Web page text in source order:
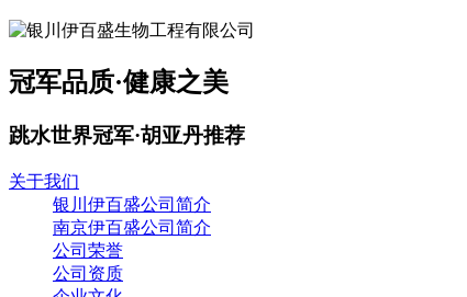
冠军品质·健康之美
跳水世界冠军·胡亚丹推荐
关于我们
银川伊百盛公司简介
南京伊百盛公司简介
公司荣誉
公司资质